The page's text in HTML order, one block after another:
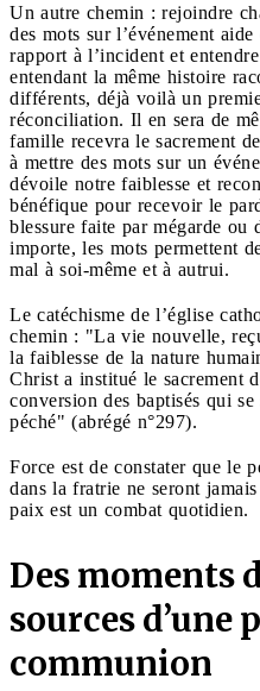
Un autre chemin : rejoindre
des mots sur l’événement
rapport à l’incident et
entendant la même histoire
différents, déjà voilà un
réconciliation. Il en sera de
famille recevra le sacrement
à mettre des mots sur un
dévoile notre faiblesse et
bénéfique pour recevoir le
blessure faite par mégarde ou
importe, les mots permettent
mal à soi-même et à autrui.
Le catéchisme de l’église
chemin : "La vie nouvelle,
la faiblesse de la nature
Christ a institué le sacrement
conversion des baptisés qui
péché" (abrégé n°297).
Force est de constater que le
dans la fratrie ne seront
paix est un combat quotidien.
Des moments
sources d’une
communion